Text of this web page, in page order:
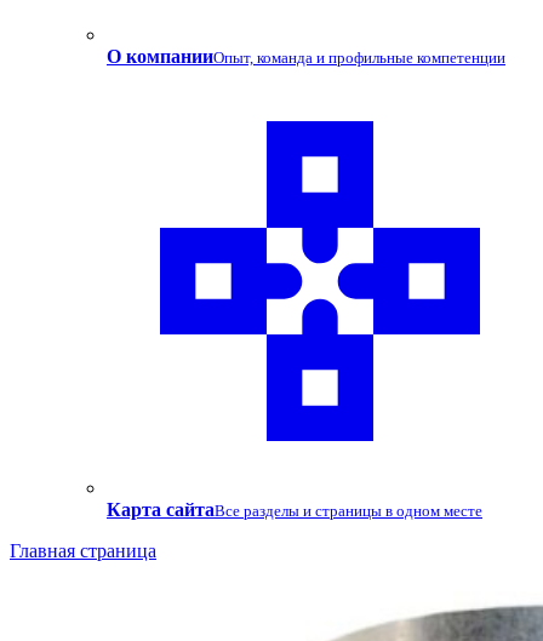
О компанииОпыт, команда и профильные компетенции
Карта сайтаВсе разделы и страницы в одном месте
Главная страница